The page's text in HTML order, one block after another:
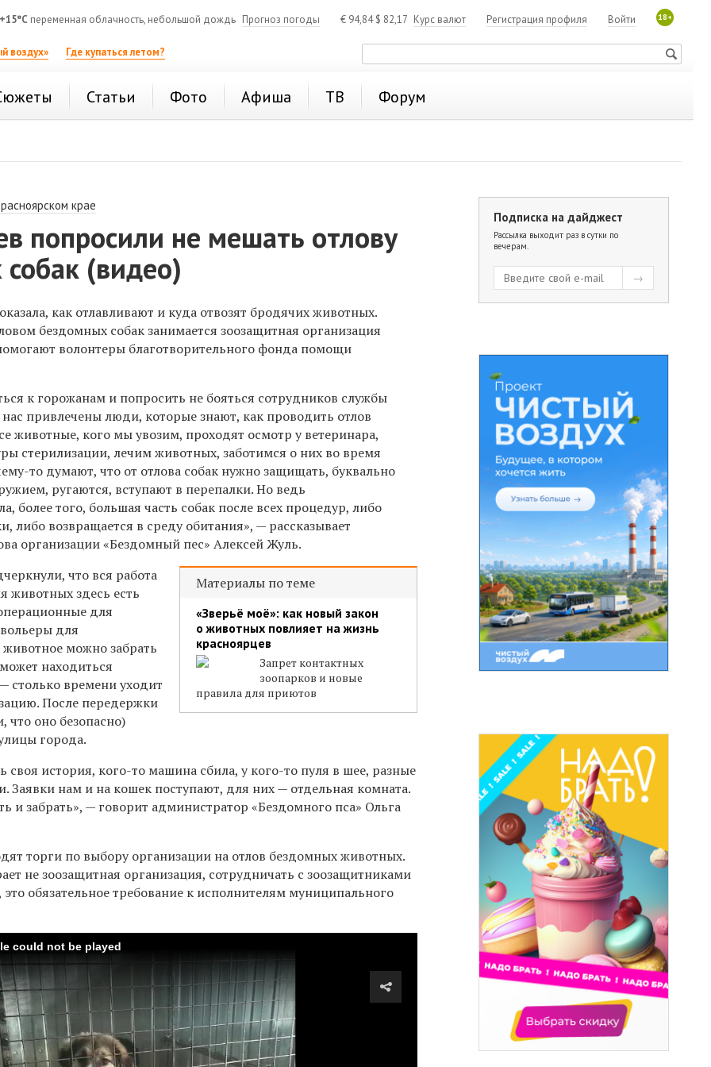
+15°C переменная облачность, небольшой дождь Прогноз погоды € 94,84$ 82,17 Курс валют 18+
Войти
Регистрация профиля
воздух» Где купаться летом?
Статьи Фото Афиша ТВ Форум
крае
попросили не мешать отлову
(видео)
как отлавливают и куда отвозят бродячих животных.
бездомных собак занимается зоозащитная организация
волонтеры благотворительного фонда помощи
к горожанам и попросить не бояться сотрудников службы
нас привлечены люди, которые знают, как проводить отлов
животные, кого мы увозим, проходят осмотр у ветеринара,
стерилизации, лечим животных, заботимся о них во время
то думают, что от отлова собак нужно защищать, буквально
ругаются, вступают в перепалки. Но ведь
более того, большая часть собак после всех процедур, либо
либо возвращается в среду обитания», — рассказывает
организации«Бездомный пес» Алексей Жуль.
Материалы по теме
«Зверьё моё»: как новый закон
о животных повлияет на жизнь
красноярцев
Запрет контактных
зоопарков и новые
правила для приютов
что вся работа
животных здесь есть
для
для
можно забрать
находиться
столько времени уходит
После передержки
что оно безопасно)
города.
своя история, кого-то машина сбила, у кого-то пуля в шее, разные
Заявки нам и на кошек поступают, для них — отдельная комната.
и забрать», — говорит администратор «Бездомного пса» Ольга
торги по выбору организации на отлов бездомных животных.
не зоозащитная организация, сотрудничать с зоозащитниками
обязательное требование к исполнителям муниципального
could not be played
Подписка на дайджест
Рассылка выходит раз в сутки по
вечерам.